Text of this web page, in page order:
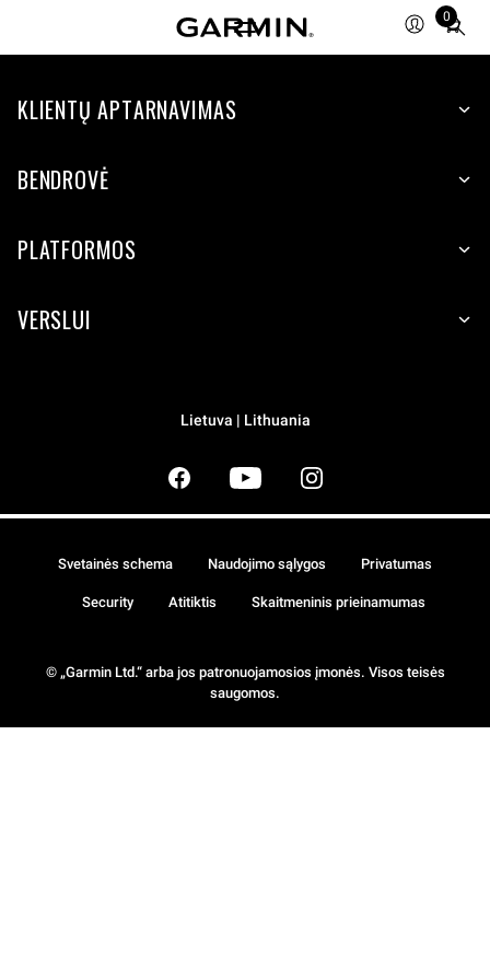
0
Total
items
cart:
KLIENTŲ APTARNAVIMAS
BENDROVĖ
PLATFORMOS
VERSLUI
Lietuva | Lithuania
© „Garmin Ltd.“ arba jos patronuojamosios įmonės. Visos teisės
saugomos.
Svetainės schema Naudojimo sąlygos Privatumas
Security Atitiktis Skaitmeninis prieinamumas